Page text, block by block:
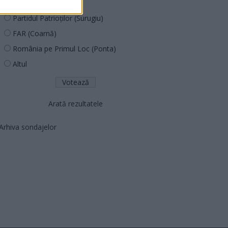
Partidul Patrioților (Surugiu)
FAR (Coarnă)
România pe Primul Loc (Ponta)
Altul
Arată rezultatele
sondajelor